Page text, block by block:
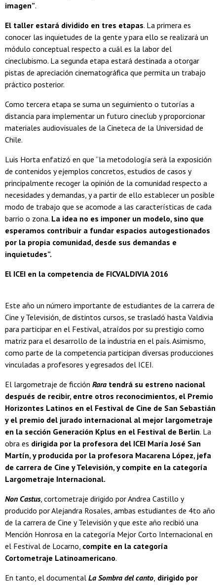
imagen”.
El taller estará dividido en tres etapas. La primera es
conocer las inquietudes de la gente y para ello se realizará un
módulo conceptual respecto a cuál es la labor del
cineclubismo. La segunda etapa estará destinada a otorgar
pistas de apreciación cinematográfica que permita un trabajo
práctico posterior.
Como tercera etapa se suma un seguimiento o tutorías a
distancia para implementar un futuro cineclub y proporcionar
materiales audiovisuales de la Cineteca de la Universidad de
Chile.
Luis Horta enfatizó en que “la metodología será la exposición
de contenidos y ejemplos concretos, estudios de casos y
principalmente recoger la opinión de la comunidad respecto a
necesidades y demandas, y a partir de ello establecer un posible
modo de trabajo que se acomode a las características de cada
barrio o zona. La idea no es imponer un modelo, sino que
esperamos contribuir a fundar espacios autogestionados
por la propia comunidad, desde sus demandas e
inquietudes”.
El ICEI en la competencia de FICVALDIVIA 2016
Este año un número importante de estudiantes de la carrera de
Cine y Televisión, de distintos cursos, se trasladó hasta Valdivia
para participar en el Festival, atraídos por su prestigio como
matriz para el desarrollo de la industria en el país. Asimismo,
como parte de la competencia participan diversas producciones
vinculadas a profesores y egresados del ICEI.
El largometraje de ficción Rara tendrá su estreno nacional
después de recibir, entre otros reconocimientos, el Premio
Horizontes Latinos en el Festival de Cine de San Sebastián
y el premio del jurado internacional al mejor largometraje
en la sección Generación Kplus en el Festival de Berlin. La
obra es dirigida por la profesora del ICEI María José San
Martín, y producida por la profesora Macarena López, jefa
de carrera de Cine y Televisión, y compite en la categoría
Largometraje Internacional.
Non Castus, cortometraje dirigido por Andrea Castillo y
producido por Alejandra Rosales, ambas estudiantes de 4to año
de la carrera de Cine y Televisión y que este año recibió una
Mención Honrosa en la categoría Mejor Corto Internacional en
el Festival de Locarno, compite en la categoría
Cortometraje Latinoamericano.
En tanto, el documental La Sombra del canto, dirigido por